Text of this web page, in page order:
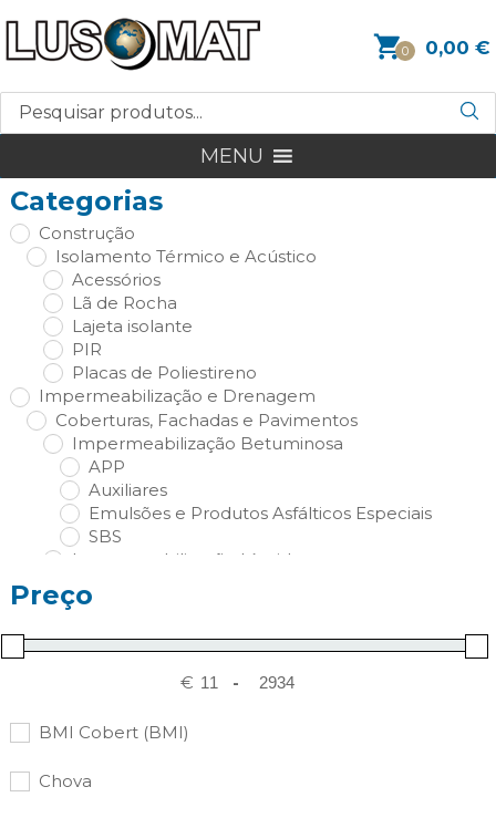
0 0,00 €
MENU
Categorias
Construção
Isolamento Térmico e Acústico
Acessórios
Lã de Rocha
Lajeta isolante
PIR
Placas de Poliestireno
Impermeabilização e Drenagem
Coberturas, Fachadas e Pavimentos
Impermeabilização Betuminosa
APP
Auxiliares
Emulsões e Produtos Asfálticos Especiais
SBS
Impermeabilização Líquida
Técnicos
Drenagem
Reparação e Reforço
Preço
€ -
BMI Cobert (BMI)
Chova